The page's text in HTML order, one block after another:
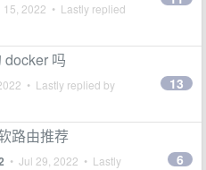
15, 2022 • Lastly replied
docker 吗
• Lastly replied by 13
路由推荐
• Jul 29, 2022 • Lastly
6